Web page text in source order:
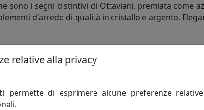
sono i segni distintivi di Ottaviani, premiata come
d'arredo di qualità in cristallo e argento.
relative alla privacy
permette di esprimere alcune preferenze